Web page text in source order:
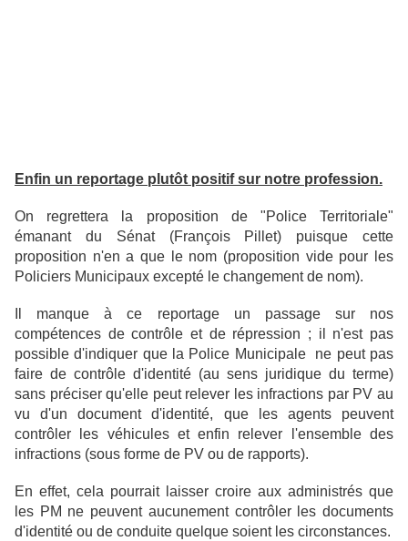
Enfin un reportage plutôt positif sur notre profession.
On regrettera la proposition de "Police Territoriale"
émanant du Sénat (François Pillet) puisque cette
proposition n'en a que le nom (proposition vide pour les
Policiers Municipaux excepté le changement de nom).
Il manque à ce reportage un passage sur nos
compétences de contrôle et de répression ; il n'est pas
possible d'indiquer que la Police Municipale ne peut pas
faire de contrôle d'identité (au sens juridique du terme)
sans préciser qu'elle peut relever les infractions par PV au
vu d'un document d'identité, que les agents peuvent
contrôler les véhicules et enfin relever l'ensemble des
infractions (sous forme de PV ou de rapports).
En effet, cela pourrait laisser croire aux administrés que
les PM ne peuvent aucunement contrôler les documents
d'identité ou de conduite quelque soient les circonstances.